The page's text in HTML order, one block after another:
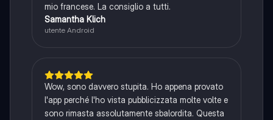
mio francese. La consiglio a tutti.
Samantha Klich
utente Android
Wow, sono davvero stupita. Ho appena provato
l'app perché l'ho vista pubblicizzata molte volte e
sono rimasta assolutamente sbalordita. Questa